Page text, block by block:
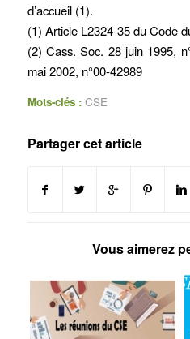
d’accueil (1).
(1) Article L2324-35 du Code
(2) Cass. Soc. 28 juin 1995,
mai 2002, n°00-42989
Mots-clés : CSE
Partager cet article
Vous aimerez